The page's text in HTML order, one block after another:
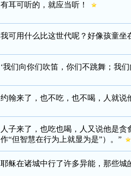
有耳可听的，就应当听！
我可用什么比这世代呢？好像孩童
‘我们向你们吹笛，你们不跳舞；我
约翰来了，也不吃，也不喝，人就
人子来了，也吃也喝，人又说他是
作“但智慧在行为上就显为是”）。”
耶稣在诸城中行了许多异能，那些